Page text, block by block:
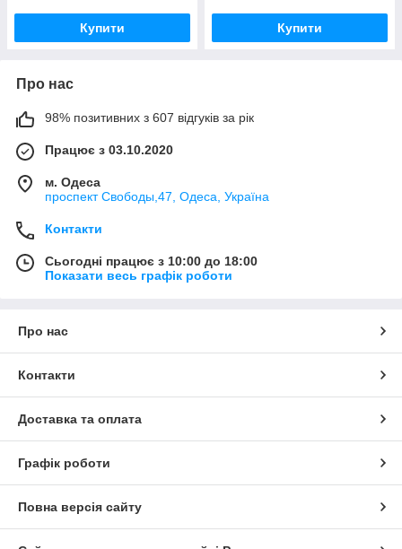
Купити Купити
Про нас
98% позитивних з 607 відгуків за рік
Працює з 03.10.2020
м. Одеса
проспект Свободы,47, Одеса, Україна
Контакти
Сьогодні працює з 10:00 до 18:00
Показати весь графік роботи
Про нас
Контакти
Доставка та оплата
Графік роботи
Повна версія сайту